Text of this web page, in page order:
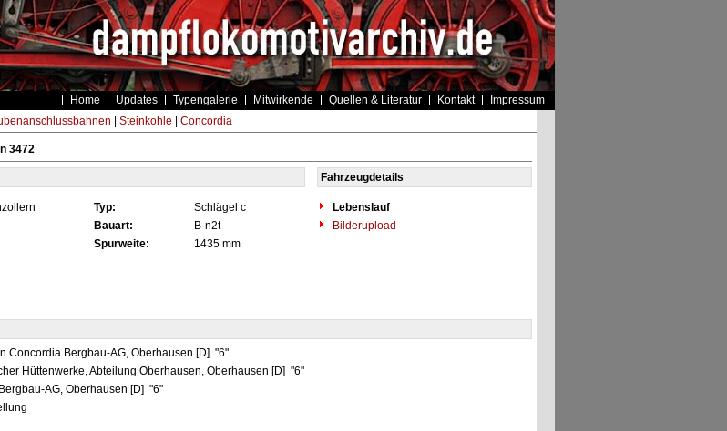
Home Updates Typengalerie Mitwirkende Quellen & Literatur Kontakt Impressum
Steinkohle Concordia
3472
Fahrzeugdetails
Typ: Schlägel c
Lebenslauf
Bauart: B-n2t
Bilderupload
Spurweite: 1435 mm
Concordia Bergbau-AG, Oberhausen [D] "6"
Hüttenwerke, Abteilung Oberhausen, Oberhausen [D] "6"
AG, Oberhausen [D] "6"